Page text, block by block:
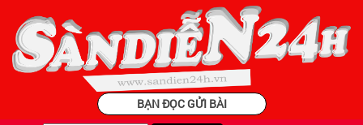
BẠN ĐỌC GỬI BÀI